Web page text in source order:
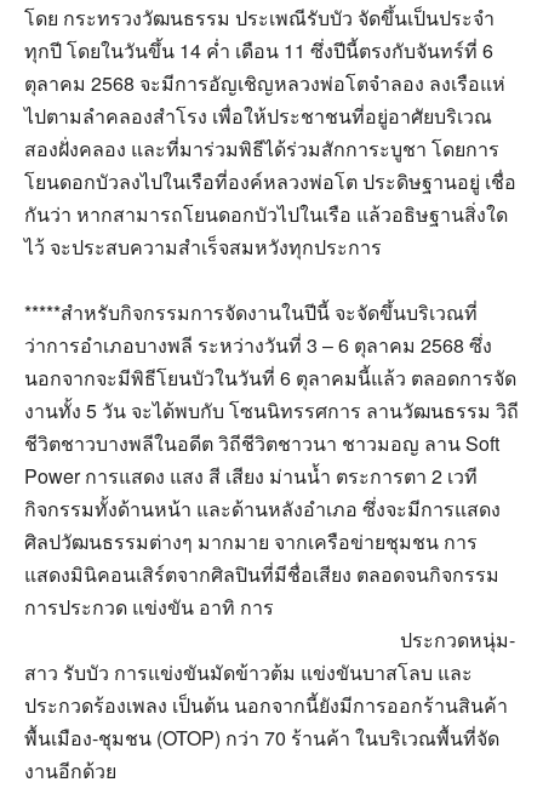
โดย กระทรวงวัฒนธรรม ประเพณีรับบัว จัดขึ้นเป็นประจำ
ทุกปี โดยในวันขึ้น 14 ค่ำ เดือน 11 ซึ่งปีนี้ตรงกับจันทร์ที่ 6
ตุลาคม 2568 จะมีการอัญเชิญหลวงพ่อโตจำลอง ลงเรือแห่
ไปตามลำคลองสำโรง เพื่อให้ประชาชนที่อยู่อาศัยบริเวณ
สองฝั่งคลอง และที่มาร่วมพิธีได้ร่วมสักการะบูชา โดยการ
โยนดอกบัวลงไปในเรือที่องค์หลวงพ่อโต ประดิษฐานอยู่ เชื่อ
กันว่า หากสามารถโยนดอกบัวไปในเรือ แล้วอธิษฐานสิ่งใด
ไว้ จะประสบความสำเร็จสมหวังทุกประการ
*****สำหรับกิจกรรมการจัดงานในปีนี้ จะจัดขึ้นบริเวณที่
ว่าการอำเภอบางพลี ระหว่างวันที่ 3 – 6 ตุลาคม 2568 ซึ่ง
นอกจากจะมีพิธีโยนบัวในวันที่ 6 ตุลาคมนี้แล้ว ตลอดการจัด
งานทั้ง 5 วัน จะได้พบกับ โซนนิทรรศการ ลานวัฒนธรรม วิถี
ชีวิตชาวบางพลีในอดีต วิถีชีวิตชาวนา ชาวมอญ ลาน Soft
Power การแสดง แสง สี เสียง ม่านน้ำ ตระการตา 2 เวที
กิจกรรมทั้งด้านหน้า และด้านหลังอำเภอ ซึ่งจะมีการแสดง
ศิลปวัฒนธรรมต่างๆ มากมาย จากเครือข่ายชุมชน การ
แสดงมินิคอนเสิร์ตจากศิลปินที่มีชื่อเสียง ตลอดจนกิจกรรม
การประกวด แข่งขัน อาทิ การ
ประกวดหนุ่ม-
สาว รับบัว การแข่งขันมัดข้าวต้ม แข่งขันบาสโลบ และ
ประกวดร้องเพลง เป็นต้น นอกจากนี้ยังมีการออกร้านสินค้า
พื้นเมือง-ชุมชน (OTOP) กว่า 70 ร้านค้า ในบริเวณพื้นที่จัด
งานอีกด้วย